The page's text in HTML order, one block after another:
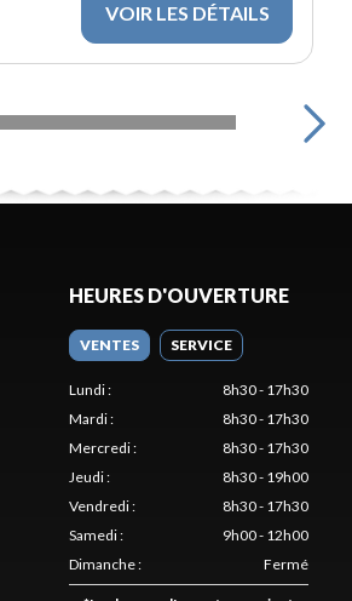
VOIR LES DÉTAILS
HEURES D'OUVERTURE
VENTES SERVICE
Lundi:
8h30 - 17h30
Mardi:
8h30 - 17h30
Mercredi:
8h30 - 17h30
Jeudi:
8h30 - 19h00
Vendredi:
8h30 - 17h30
Samedi:
9h00 - 12h00
Dimanche: Fermé